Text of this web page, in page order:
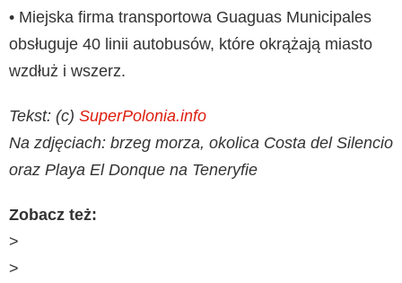
• Miejska firma transportowa Guaguas Municipales
obsługuje 40 linii autobusów, które okrążają miasto
wzdłuż i wszerz.
Tekst: (c) SuperPolonia.info
Na zdjęciach: brzeg morza, okolica Costa del Silencio
oraz Playa El Donque na Teneryfie
Zobacz też:
>
>